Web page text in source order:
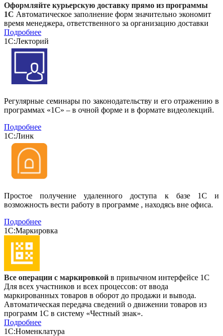
Оформляйте курьерскую доставку прямо из программы
1С Автоматическое заполнение форм значительно экономит
время менеджера, ответственного за организацию доставки
Подробнее
1С:Лекторий
Регулярные семинары по законодательству и его отражению в
программах «1С» – в очной форме и в формате видеолекций.
Подробнее
1С:Линк
Простое получение удаленного доступа к базе 1С и
возможность вести работу в программе , находясь вне офиса.
Подробнее
1С:Маркировка
Все операции с маркировкой в привычном интерфейсе 1С
Для всех участников и всех процессов: от ввода
маркированных товаров в оборот до продажи и вывода.
Автоматическая передача сведений о движении товаров из
программ 1С в систему «Честный знак».
Подробнее
1С:Номенклатура